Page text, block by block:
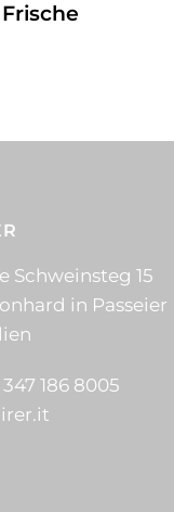
Schweinsteg 15
in Passeier
186 8005